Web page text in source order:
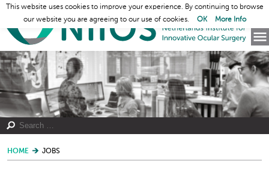
HOME JOBS
This website uses cookies to improve your experience. By continuing to browse
our website you are agreeing to our use of cookies.
OK More Info